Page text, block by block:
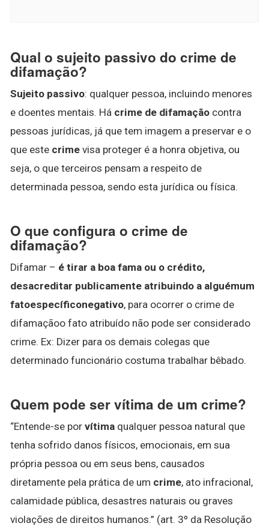
Qual o sujeito passivo do crime de
difamação?
Sujeito passivo: qualquer pessoa, incluindo menores
e doentes mentais. Há crime de difamação contra
pessoas jurídicas, já que tem imagem a preservar e o
que este crime visa proteger é a honra objetiva, ou
seja, o que terceiros pensam a respeito de
determinada pessoa, sendo esta jurídica ou física.
O que configura o crime de
difamação?
Difamar – é tirar a boa fama ou o crédito,
desacreditar publicamente atribuindo a alguémum
fatoespecíficonegativo, para ocorrer o crime de
difamaçãoo fato atribuído não pode ser considerado
crime. Ex: Dizer para os demais colegas que
determinado funcionário costuma trabalhar bêbado.
Quem pode ser vítima de um crime?
“Entende-se por vítima qualquer pessoa natural que
tenha sofrido danos físicos, emocionais, em sua
própria pessoa ou em seus bens, causados
diretamente pela prática de um crime, ato infracional,
calamidade pública, desastres naturais ou graves
violações de direitos humanos.” (art. 3º da Resolução